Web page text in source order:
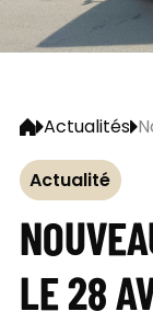
Actualités
Actualité
LE 28